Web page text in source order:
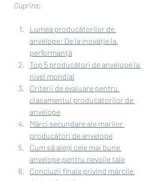
Cuprins:
Lumea producătorilor de
anvelope: De la inovație la
performanță
Top 5 producători de anvelope la
nivel mondial
Criterii de evaluare pentru
clasamentul producătorilor de
anvelope
Mărci secundare ale marilor
producători de anvelope
Cum să alegi cele mai bune
anvelope pentru nevoile tale
Concluzii finale privind mărcile